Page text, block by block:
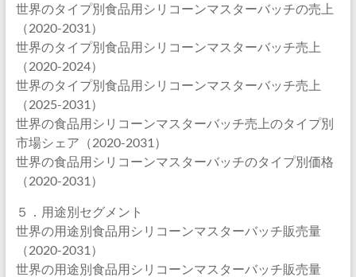
世界のタイプ別食品用シリコーンマスターバッチの売上
（2020-2031）
世界のタイプ別食品用シリコーンマスターバッチ売上
（2020-2024）
世界のタイプ別食品用シリコーンマスターバッチ売上
（2025-2031）
世界の食品用シリコーンマスターバッチ売上のタイプ別
市場シェア（2020-2031）
世界の食品用シリコーンマスターバッチのタイプ別価格
（2020-2031）
５．用途別セグメント
世界の用途別食品用シリコーンマスターバッチ販売量
（2020-2031）
世界の用途別食品用シリコーンマスターバッチ販売量